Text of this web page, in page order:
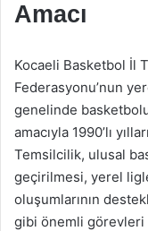
Amacı
Kocaeli Basketbol İl
Federasyonu’nun
genelinde
amacıyla 1990’lı
Temsilcilik, ulusal
geçirilmesi, yerel
oluşumlarının
gibi önemli